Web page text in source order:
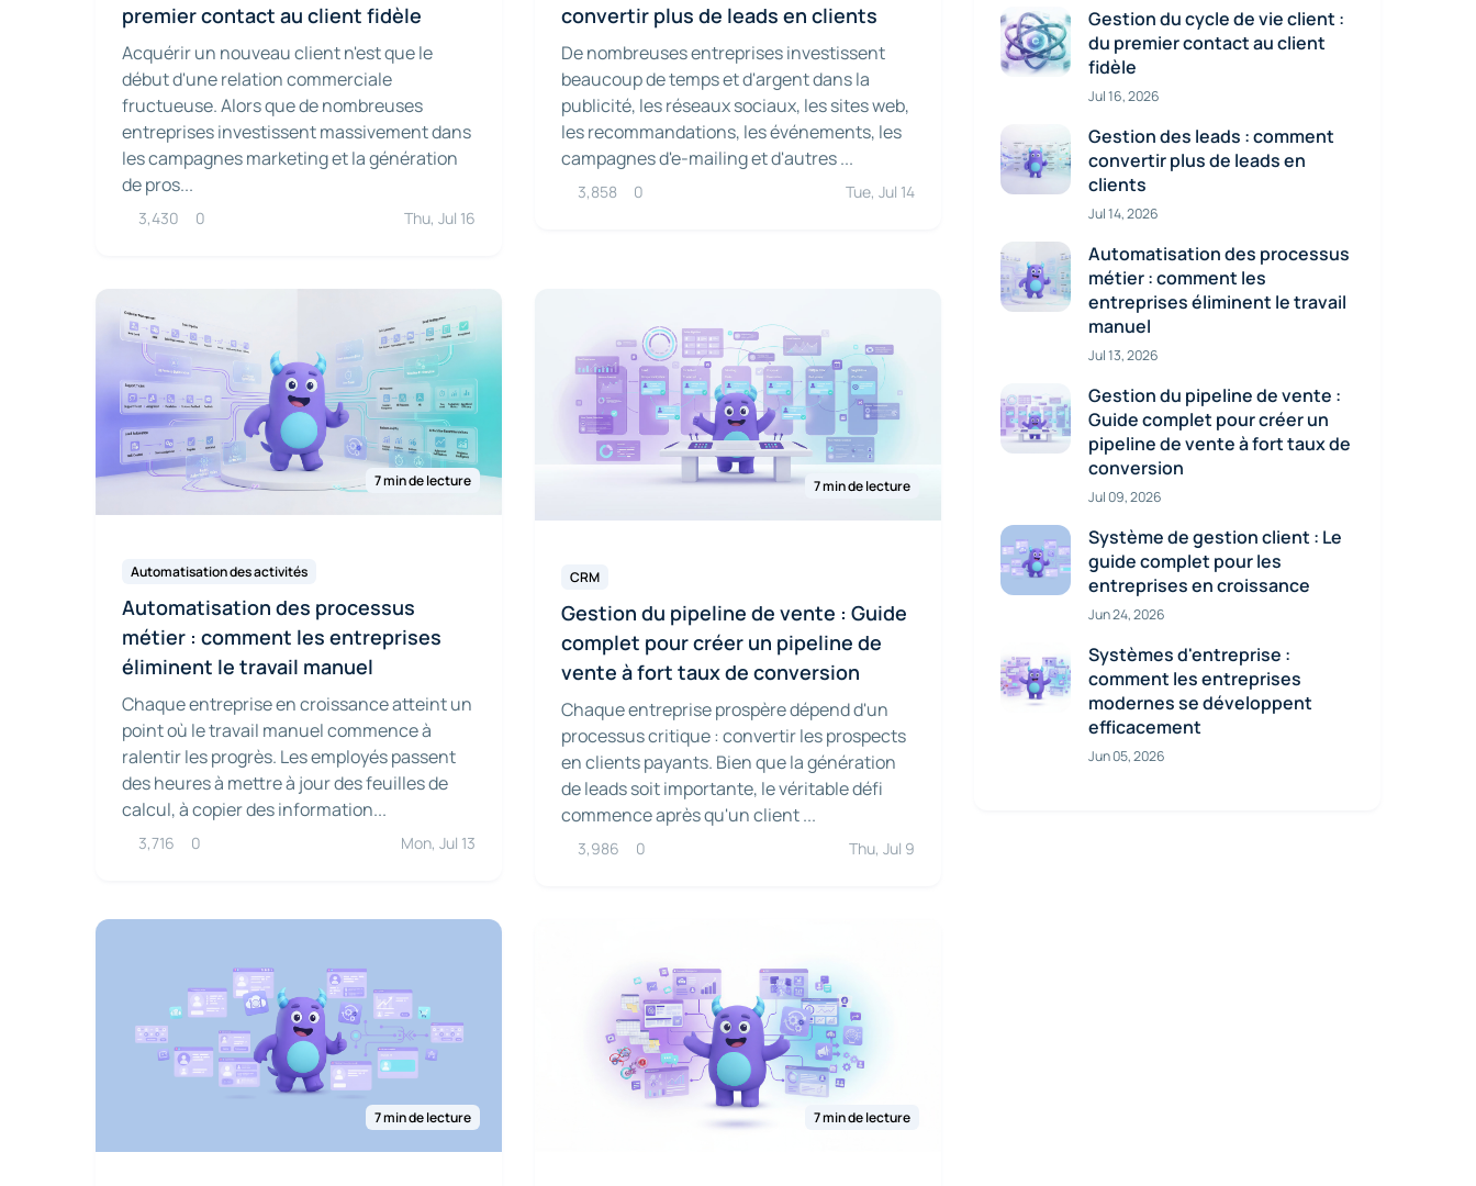
premier contact au client fidèle
Acquérir un nouveau client n'est que le
début d'une relation commerciale
fructueuse. Alors que de nombreuses
entreprises investissent massivement dans
les campagnes marketing et la génération
de pros...
3,430 0 Thu, Jul 16
convertir plus de leads en clients
De nombreuses entreprises investissent
beaucoup de temps et d'argent dans la
publicité, les réseaux sociaux, les sites web,
les recommandations, les événements, les
campagnes d'e-mailing et d'autres ...
3,858 0 Tue, Jul 14
7 min de lecture
Automatisation des activités
Automatisation des processus
métier : comment les entreprises
éliminent le travail manuel
Chaque entreprise en croissance atteint un
point où le travail manuel commence à
ralentir les progrès. Les employés passent
des heures à mettre à jour des feuilles de
calcul, à copier des information...
3,716 0 Mon, Jul 13
7 min de lecture
CRM
Gestion du pipeline de vente : Guide
complet pour créer un pipeline de
vente à fort taux de conversion
Chaque entreprise prospère dépend d'un
processus critique : convertir les prospects
en clients payants. Bien que la génération
de leads soit importante, le véritable défi
commence après qu'un client ...
3,986 0 Thu, Jul 9
7 min de lecture 7 min de lecture
Gestion du cycle de vie client :
du premier contact au client
fidèle
Jul 16, 2026
Gestion des leads : comment
convertir plus de leads en
clients
Jul 14, 2026
Automatisation des processus
métier : comment les
entreprises éliminent le travail
manuel
Jul 13, 2026
Gestion du pipeline de vente :
Guide complet pour créer un
pipeline de vente à fort taux de
conversion
Jul 09, 2026
Système de gestion client : Le
guide complet pour les
entreprises en croissance
Jun 24, 2026
Systèmes d'entreprise :
comment les entreprises
modernes se développent
efficacement
Jun 05, 2026